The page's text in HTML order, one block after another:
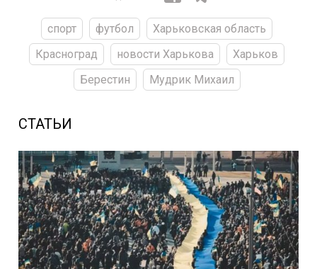
спорт футбол
Харьковская область
Красноград
новости Харькова
Харьков
Берестин
Мудрик Михаил
СТАТЬИ